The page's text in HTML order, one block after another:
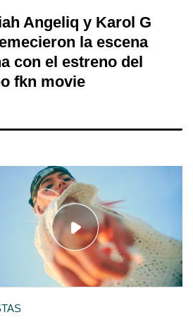
Angeliq y Karol G
la escena
con el estreno del
fkn movie